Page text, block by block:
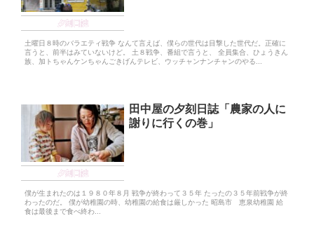
夕刻日誌
土曜日８時のバラエティ戦争 なんて言えば、僕らの世代は目撃した世代だ。正確に
言うと、前半はみていないけど。 土８戦争、番組で言うと、 全員集合、ひょうきん
族、加トちゃんケンちゃんごきげんテレビ、ウッチャンナンチャンのやる...
夕刻日誌
田中屋の夕刻日誌「農家の人に
謝りに行くの巻」
僕が生まれたのは１９８０年８月 戦争が終わって３５年 たったの３５年前戦争が終
わったのだ。 僕が幼稚園の時、幼稚園の給食は厳しかった 昭島市 恵泉幼稚園 給
食は最後まで食べ終わ...